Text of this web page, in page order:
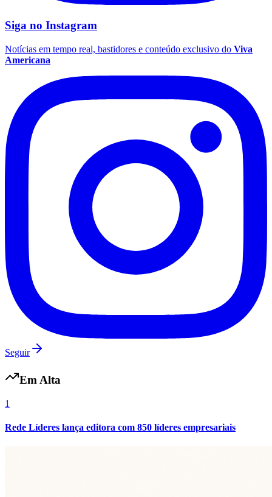
Flamengo
Fluminense
Siga no Instagram
Notícias em tempo real, bastidores e conteúdo exclusivo do Viva
Americana
Seguir
Em Alta
1
Rede Líderes lança editora com 850 líderes empresariais